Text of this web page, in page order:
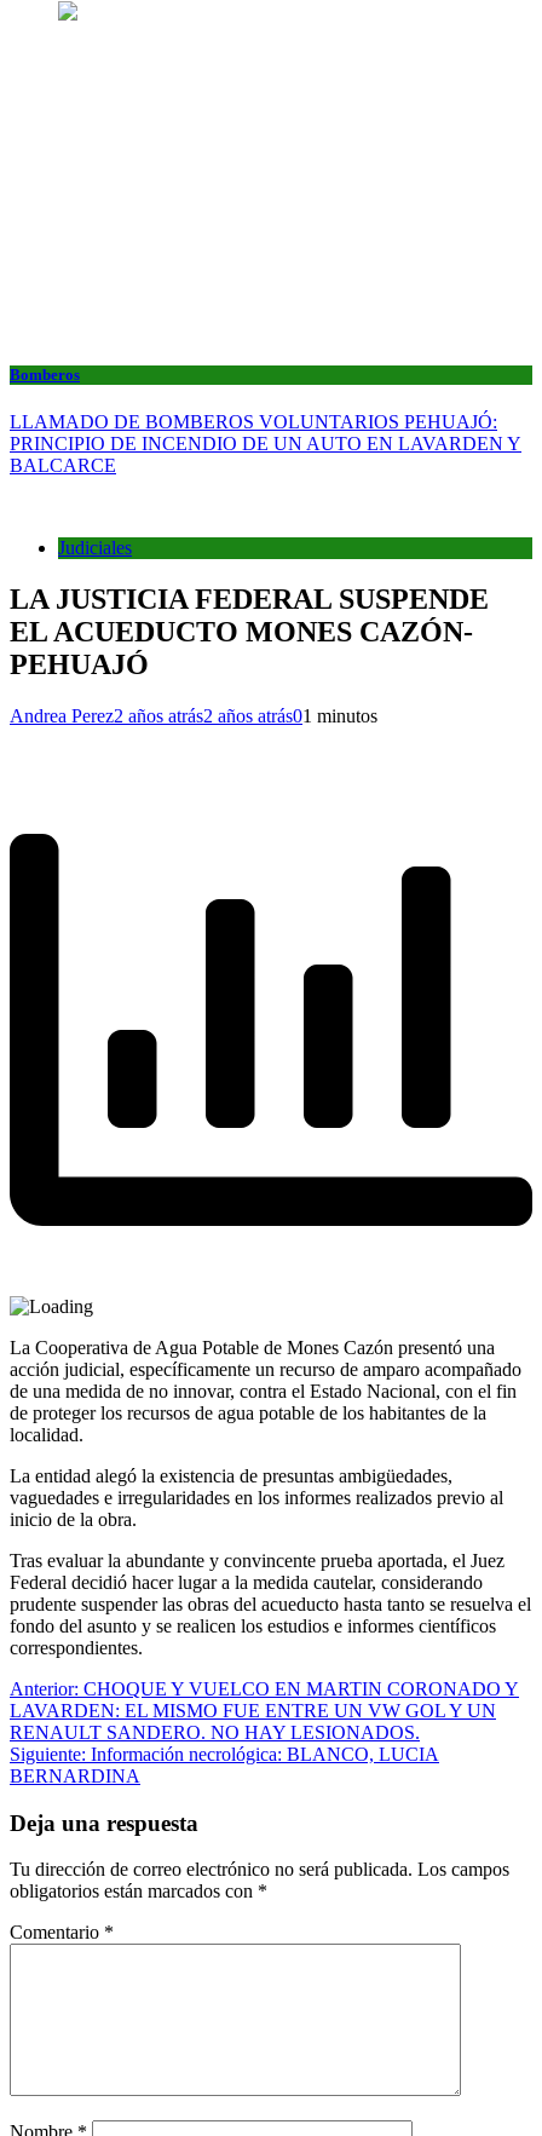
Bomberos
LLAMADO DE BOMBEROS VOLUNTARIOS PEHUAJÓ:
PRINCIPIO DE INCENDIO DE UN AUTO EN LAVARDEN Y
BALCARCE
Judiciales
LA JUSTICIA FEDERAL SUSPENDE
EL ACUEDUCTO MONES CAZÓN-
PEHUAJÓ
Andrea Perez2 años atrás2 años atrás01 minutos
La Cooperativa de Agua Potable de Mones Cazón presentó una
acción judicial, específicamente un recurso de amparo acompañado
de una medida de no innovar, contra el Estado Nacional, con el fin
de proteger los recursos de agua potable de los habitantes de la
localidad.
La entidad alegó la existencia de presuntas ambigüedades,
vaguedades e irregularidades en los informes realizados previo al
inicio de la obra.
Tras evaluar la abundante y convincente prueba aportada, el Juez
Federal decidió hacer lugar a la medida cautelar, considerando
prudente suspender las obras del acueducto hasta tanto se resuelva el
fondo del asunto y se realicen los estudios e informes científicos
correspondientes.
Navegación
de
entradas
Anterior: CHOQUE Y VUELCO EN MARTIN CORONADO Y
LAVARDEN: EL MISMO FUE ENTRE UN VW GOL Y UN
RENAULT SANDERO. NO HAY LESIONADOS.
Siguiente: Información necrológica: BLANCO, LUCIA
BERNARDINA
Deja una respuesta
Tu dirección de correo electrónico no será publicada. Los campos
obligatorios están marcados con *
Comentario *